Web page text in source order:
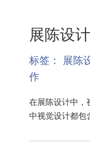
展陈设
标签： 展陈
作
在展陈设计中，
中视觉设计都包